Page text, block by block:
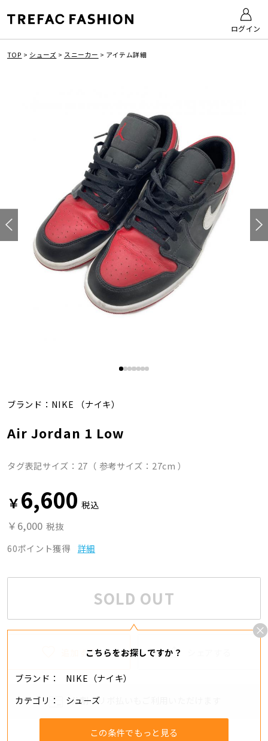
ログイン
TOP > シューズ > スニーカー > アイテム詳細
ブランド： NIKE （ナイキ）
Air Jordan 1 Low
タグ表記サイズ：27（ 参考サイズ：27cm ）
￥6,600 税込
￥6,000 税抜
60ポイント獲得
詳細
SOLD OUT
こちらをお探しですか？
ブランド
NIKE（ナイキ）
カテゴリ
シューズ
この条件でもっと見る
追加する
分割・リボ払いもご利用いただけます